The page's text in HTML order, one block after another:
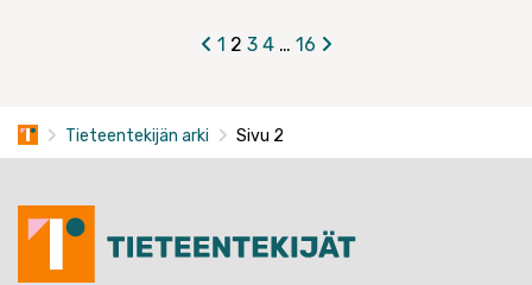
1 2 3 4 … 16
Tieteentekijän arki Sivu 2